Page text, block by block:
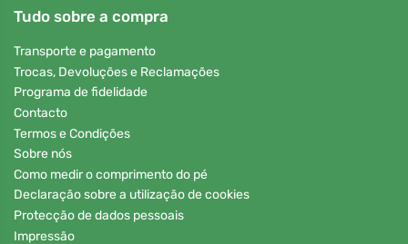
Tudo sobre a compra
Transporte e pagamento
Trocas, Devoluções e Reclamações
Programa de fidelidade
Contacto
Termos e Condições
Sobre nós
Como medir o comprimento do pé
Declaração sobre a utilização de cookies
Protecção de dados pessoais
Impressão